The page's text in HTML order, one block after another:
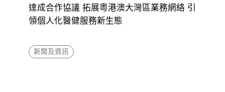
達成合作協議 拓展粵港澳大灣區業務網絡 引
領個人化醫健服務新生態
新聞及資訊